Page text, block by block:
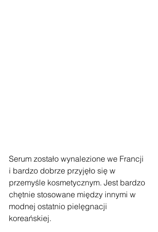
Serum zostało wynalezione we Francji
i bardzo dobrze przyjęło się w
przemyśle kosmetycznym. Jest bardzo
chętnie stosowane między innymi w
modnej ostatnio pielęgnacji
koreańskiej.